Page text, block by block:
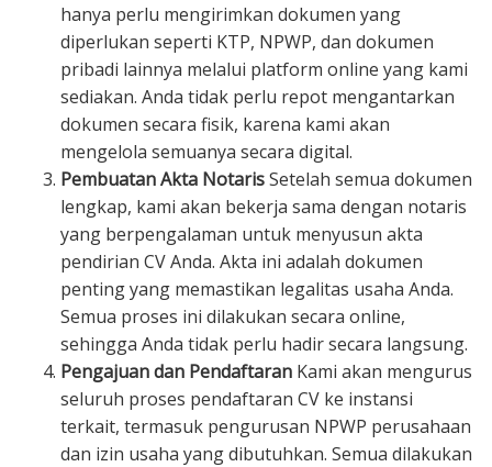
hanya perlu mengirimkan dokumen yang
diperlukan seperti KTP, NPWP, dan dokumen
pribadi lainnya melalui platform online yang kami
sediakan. Anda tidak perlu repot mengantarkan
dokumen secara fisik, karena kami akan
mengelola semuanya secara digital.
Pembuatan Akta NotarisSetelah semua dokumen
lengkap, kami akan bekerja sama dengan notaris
yang berpengalaman untuk menyusun akta
pendirian CV Anda. Akta ini adalah dokumen
penting yang memastikan legalitas usaha Anda.
Semua proses ini dilakukan secara online,
sehingga Anda tidak perlu hadir secara langsung.
Pengajuan dan Pendaftaran Kami akan mengurus
seluruh proses pendaftaran CV ke instansi
terkait, termasuk pengurusan NPWP perusahaan
dan izin usaha yang dibutuhkan. Semua dilakukan